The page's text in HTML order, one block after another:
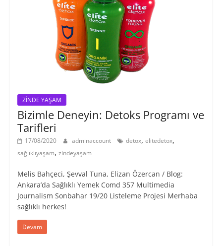
ZİNDE YAŞAM
Bizimle Deneyin: Detoks Programı ve
Tarifleri
17/08/2020 adminaccount detox, elitedetox,
sağlıklıyaşam, zindeyaşam
Melis Bahçeci, Şevval Tuna, Elizan Özercan / Blog:
Ankara’da Sağlıklı Yemek Comd 357 Multimedia
Journalism Sonbahar 19/20 Listeleme Projesi Merhaba
sağlıklı herkes!
Devam